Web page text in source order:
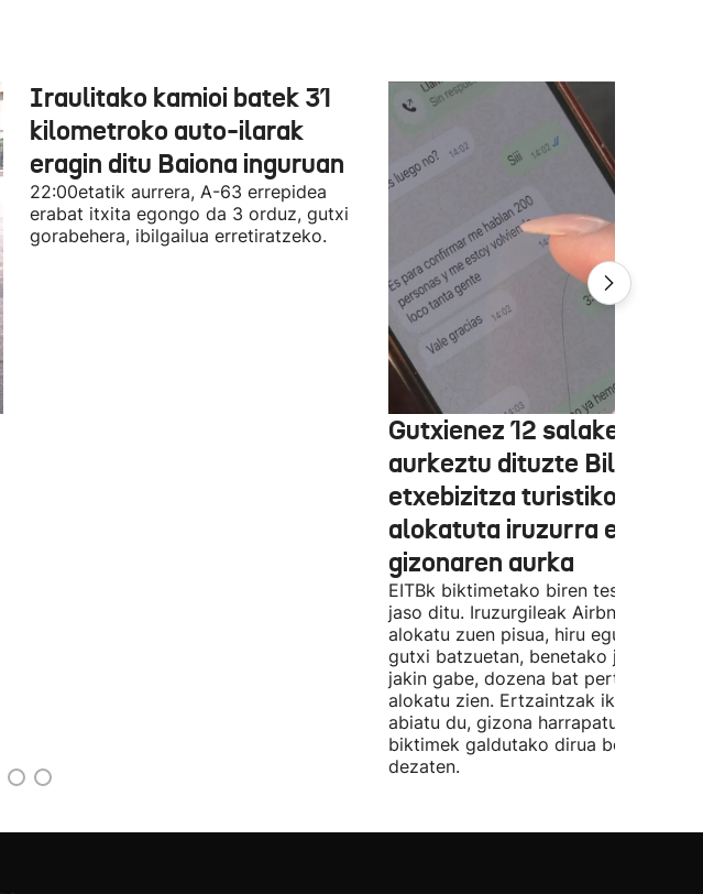
Iraulitako kamioi batek 31
kilometroko auto-ilarak
eragin ditu Baiona inguruan
22:00etatik aurrera, A-63 errepidea
erabat itxita egongo da 3 orduz, gutxi
gorabehera, ibilgailua erretiratzeko.
Gutxienez 12 salaketa
aurkeztu dituzte Bilbon
etxebizitza turistiko bat
alokatuta iruzurra egin
gizonaren aurka
EITBk biktimetako biren testigantzak
jaso ditu. Iruzurgileak Airbnb bidez
alokatu zuen pisua, hiru egunez. Ordu
gutxi batzuetan, benetako jabeak
jakin gabe, dozena bat pertsonari
alokatu zien. Ertzaintzak ikerketa
abiatu du, gizona harrapatu eta
biktimek galdutako dirua berreskura
dezaten.